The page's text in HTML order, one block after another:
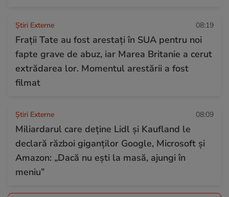
Știri Externe 08:19
Frații Tate au fost arestați în SUA pentru noi
fapte grave de abuz, iar Marea Britanie a cerut
extrădarea lor. Momentul arestării a fost
filmat
Știri Externe 08:09
Miliardarul care deține Lidl și Kaufland le
declară război giganților Google, Microsoft și
Amazon: „Dacă nu ești la masă, ajungi în
meniu”